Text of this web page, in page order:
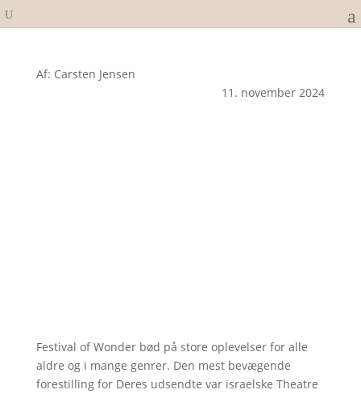
Af: Carsten Jensen
11. november 2024
Festival of Wonder bød på store oplevelser for alle
aldre og i mange genrer. Den mest bevægende
forestilling for Deres udsendte var israelske Theatre